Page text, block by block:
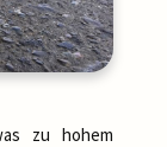
zu hohem